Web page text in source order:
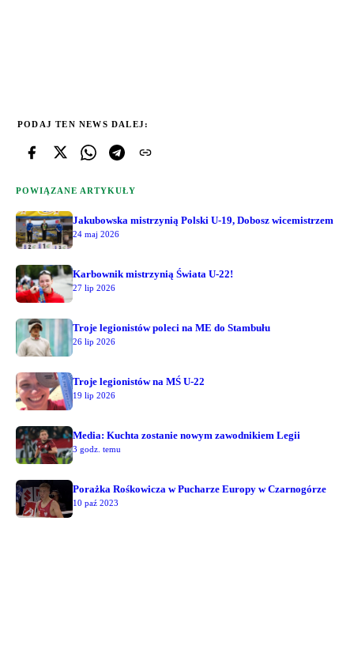
PODAJ TEN NEWS DALEJ:
POWIĄZANE ARTYKUŁY
Jakubowska mistrzynią Polski U-19, Dobosz wicemistrzem
24 maj 2026
Karbownik mistrzynią Świata U-22!
27 lip 2026
Troje legionistów poleci na ME do Stambułu
26 lip 2026
Troje legionistów na MŚ U-22
19 lip 2026
Media: Kuchta zostanie nowym zawodnikiem Legii
3 godz. temu
Porażka Rośkowicza w Pucharze Europy w Czarnogórze
10 paź 2023